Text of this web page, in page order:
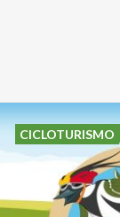
CICLOTURISMO